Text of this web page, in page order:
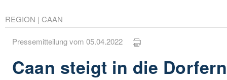
REGION | CAAN
Pressemitteilung vom 05.04.2022
Caan steigt in die